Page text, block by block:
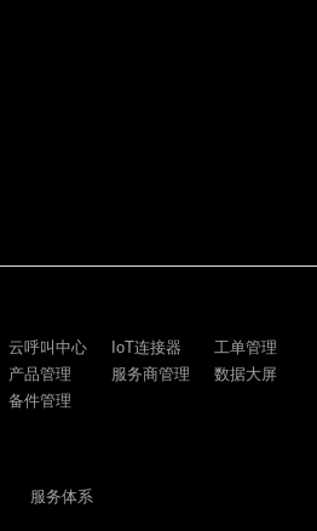
云呼叫中心 IoT连接器
工单管理
产品管理 服务商管理
数据大屏
备件管理
服务体系